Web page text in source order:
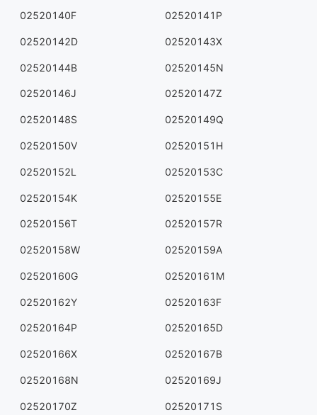
02520140F 02520141P
02520142D 02520143X
02520144B 02520145N
02520146J 02520147Z
02520148S 02520149Q
02520150V 02520151H
02520152L 02520153C
02520154K 02520155E
02520156T 02520157R
02520158W 02520159A
02520160G 02520161M
02520162Y 02520163F
02520164P 02520165D
02520166X 02520167B
02520168N 02520169J
02520170Z 02520171S